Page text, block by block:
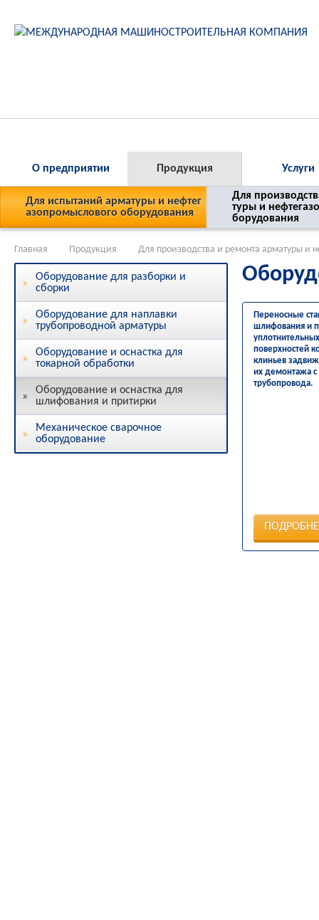
О предприятии Продукция Услуги
Для испытаний арматуры и нефтег
азопромыслового оборудования
Для
туры и
борудования
Главная Продукция Для производства и ремонта арматуры и
Переносные
шлифования и
уплотнительных
поверхностей
клиньев
их демонтажа с
трубопровода.
Оборудование для разборки и
сборки
Оборудование для наплавки
трубопроводной арматуры
Оборудование и оснастка для
токарной обработки
Оборудование и оснастка для
шлифования и притирки
Механическое сварочное
оборудование